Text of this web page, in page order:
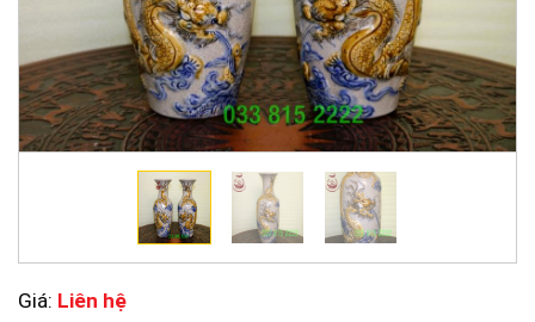
Giá: Liên hệ